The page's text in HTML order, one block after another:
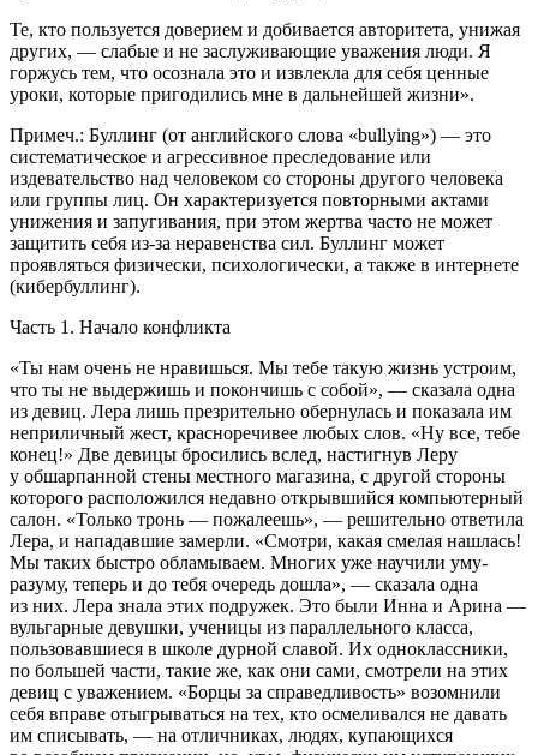
Те, кто пользуется доверием и добивается авторитета, унижая
других, — слабые и не заслуживающие уважения люди. Я
горжусь тем, что осознала это и извлекла для себя ценные
уроки, которые пригодились мне в дальнейшей жизни».
Примеч.: Буллинг (от английского слова «bullying») — это
систематическое и агрессивное преследование или
издевательство над человеком со стороны другого человека
или группы лиц. Он характеризуется повторными актами
унижения и запугивания, при этом жертва часто не может
защитить себя из-за неравенства сил. Буллинг может
проявляться физически, психологически, а также в интернете
(кибербуллинг).
Часть 1. Начало конфликта
«Ты нам очень не нравишься. Мы тебе такую жизнь устроим,
что ты не выдержишь и покончишь с собой», — сказала одна
из девиц. Лера лишь презрительно обернулась и показала им
неприличный жест, красноречивее любых слов. «Ну все, тебе
конец!» Две девицы бросились вслед, настигнув Леру
у обшарпанной стены местного магазина, с другой стороны
которого расположился недавно открывшийся компьютерный
салон. «Только тронь — пожалеешь», — решительно ответила
Лера, и нападавшие замерли. «Смотри, какая смелая нашлась!
Мы таких быстро обламываем. Многих уже научили уму-
разуму, теперь и до тебя очередь дошла», — сказала одна
из них. Лера знала этих подружек. Это были Инна и Арина —
вульгарные девушки, ученицы из параллельного класса,
пользовавшиеся в школе дурной славой. Их одноклассники,
по большей части, такие же, как они сами, смотрели на этих
девиц с уважением. «Борцы за справедливость» возомнили
себя вправе отыгрываться на тех, кто осмеливался не давать
им списывать, — на отличниках, людях, купающихся